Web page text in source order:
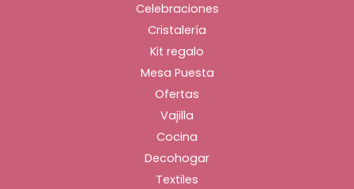
Celebraciones
Cristalería
Kit regalo
Mesa Puesta
Ofertas
Vajilla
Cocina
Decohogar
Textiles